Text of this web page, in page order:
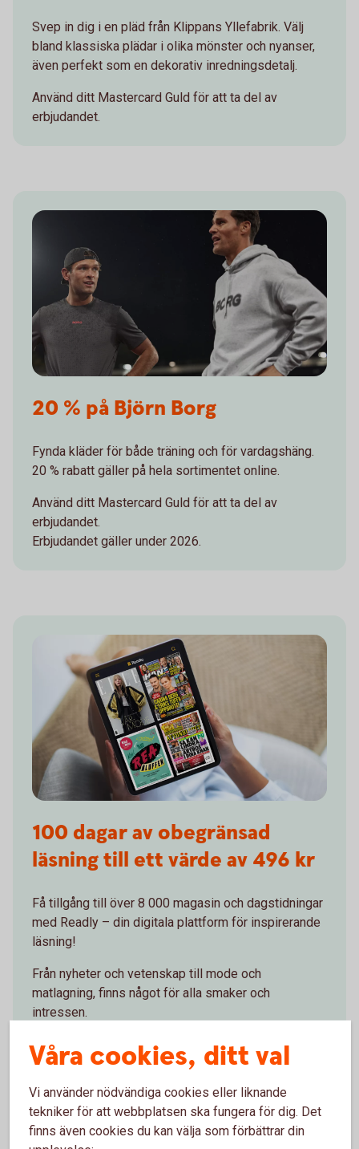
Svep in dig i en pläd från Klippans Yllefabrik. Välj
bland klassiska plädar i olika mönster och nyanser,
även perfekt som en dekorativ inredningsdetalj.
Använd ditt Mastercard Guld för att ta del av
erbjudandet.
20 % på Björn Borg
Fynda kläder för både träning och för vardagshäng.
20 % rabatt gäller på hela sortimentet online.
Använd ditt Mastercard Guld för att ta del av
erbjudandet.
Erbjudandet gäller under 2026.
100 dagar av obegränsad
läsning till ett värde av 496 kr
Få tillgång till över 8 000 magasin och dagstidningar
med Readly – din digitala plattform för inspirerande
läsning!
Från nyheter och vetenskap till mode och
matlagning, finns något för alla smaker och
intressen.
Använd ditt Mastercard Guld för att få 100 dagar helt
gratis - utan bindningstid!
Använd ditt Mastercard Guld för att ta del av
erbjudandet.
Våra cookies, ditt val
Vi använder nödvändiga cookies eller liknande
tekniker för att webbplatsen ska fungera för dig. Det
finns även cookies du kan välja som förbättrar din